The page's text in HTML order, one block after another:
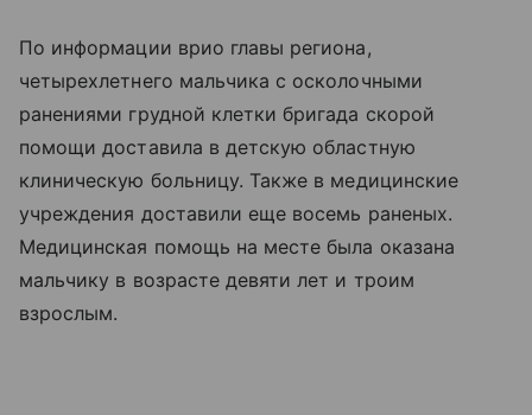
По информации врио главы региона,
четырехлетнего мальчика с осколочными
ранениями грудной клетки бригада скорой
помощи доставила в детскую областную
клиническую больницу. Также в медицинские
учреждения доставили еще восемь раненых.
Медицинская помощь на месте была оказана
мальчику в возрасте девяти лет и троим
взрослым.